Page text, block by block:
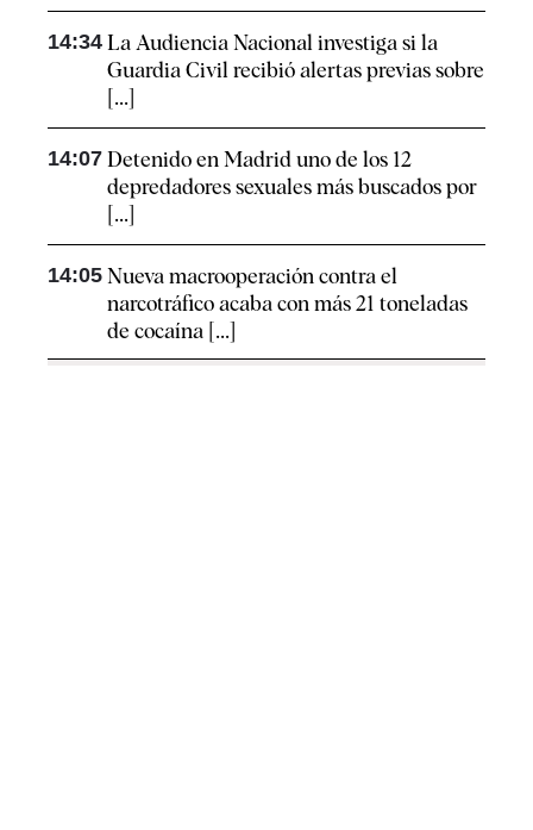
14:34 La Audiencia Nacional investiga si la
Guardia Civil recibió alertas previas sobre
[...]
14:07 Detenido en Madrid uno de los 12
depredadores sexuales más buscados por
[...]
14:05 Nueva macrooperación contra el
narcotráfico acaba con más 21 toneladas
de cocaína [...]